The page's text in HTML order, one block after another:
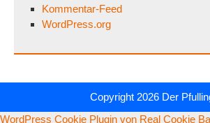
Kommentar-Feed
WordPress.org
Copyright 2026 Der
WordPress Cookie Plugin von Real Cookie